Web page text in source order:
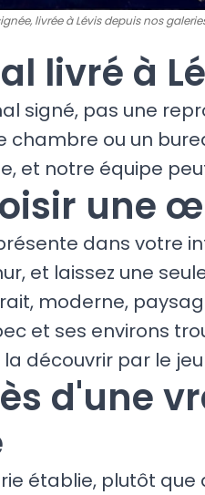
livrée à Lévis depuis nos
livré à
signé, pas une
chambre ou un
et notre équipe
une
dans votre
et laissez une
moderne,
et ses environs
découvrir par le
d'une
établie, plutôt